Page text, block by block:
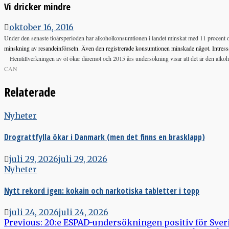
Vi dricker mindre
oktober 16, 2016
Under den senaste tioårsperioden har alkoholkonsumtionen i landet minskat med 11
minskning av resandeinförseln. Även den registrerade konsumtionen minskade något.
Hemtillverkningen av öl ökar däremot och 2015 års undersökning visar att det är den
CAN
Relaterade
Nyheter
Drograttfylla ökar i Danmark (men det finns en brasklapp)
juli 29, 2026juli 29, 2026
Nyheter
Nytt rekord igen: kokain och narkotiska tabletter i topp
juli 24, 2026juli 24, 2026
Inläggsnavigering
Previous: 20:e ESPAD-undersökningen positiv för